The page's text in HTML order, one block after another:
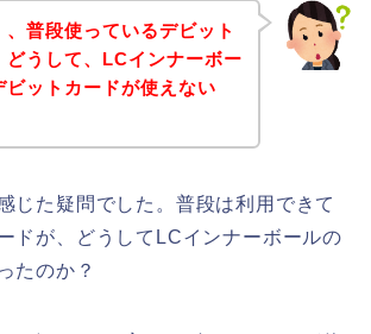
普段使っているデビット
どうして、LCインナーボー
ビットカードが使えない
じた疑問でした。普段は利用できて
ドが、どうしてLCインナーボールの
たのか？